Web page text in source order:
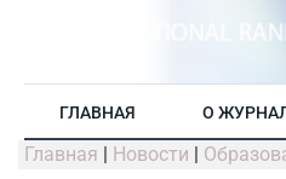
ГЛАВНАЯ О
Главная | Новости |